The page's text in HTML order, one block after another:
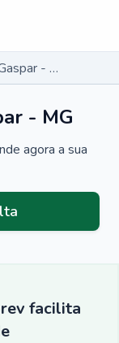
Geriatra em Frei Gaspar - MG
- MG
agora a sua
facilita